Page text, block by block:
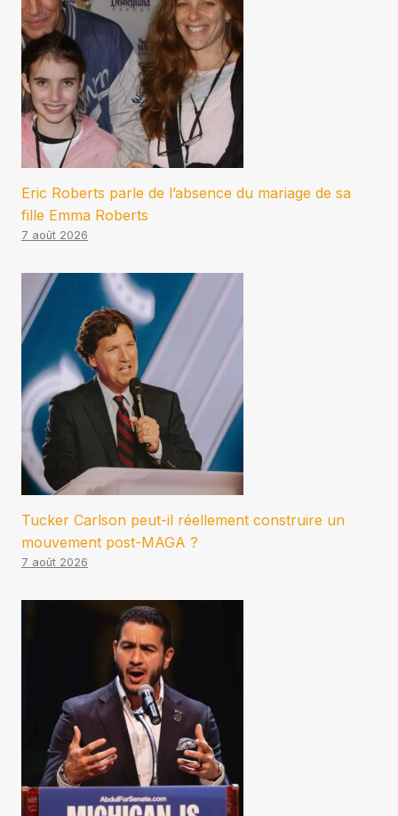
Eric Roberts parle de l’absence du mariage de sa
fille Emma Roberts
7 août 2026
Tucker Carlson peut-il réellement construire un
mouvement post-MAGA ?
7 août 2026